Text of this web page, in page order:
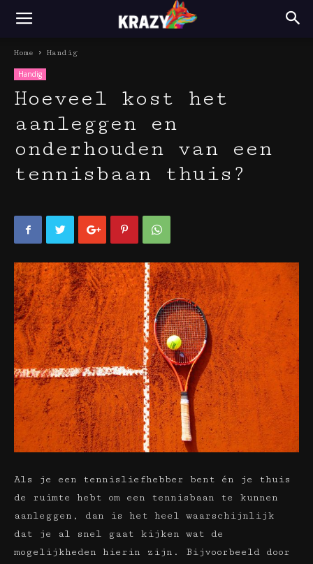
Home Handig
Handig
Hoeveel kost het
aanleggen en
onderhouden van een
tennisbaan thuis?
Als je een tennisliefhebber bent én je thuis
de ruimte hebt om een tennisbaan te kunnen
aanleggen, dan is het heel waarschijnlijk
dat je al snel gaat kijken wat de
mogelijkheden hierin zijn. Bijvoorbeeld door